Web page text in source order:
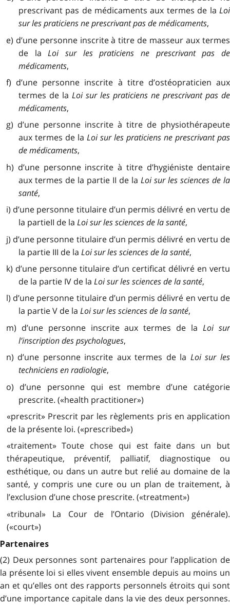
prescrivant pas de médicaments aux termes de la Loi
sur les praticiens ne prescrivant pas de médicaments,
e) d’une personne inscrite à titre de masseur aux termes
de laLoi sur les praticiens ne prescrivant pas de
médicaments,
f) d’une personne inscrite à titre d’ostéopraticien aux
termes de la Loi sur les praticiens ne prescrivant pas de
médicaments,
g) d’une personne inscrite à titre de physiothérapeute
aux termes de la Loi sur les praticiens ne prescrivant pas
de médicaments,
h) d’une personne inscrite à titre d’hygiéniste dentaire
aux termes de la partie II de la Loi sur les sciences de la
santé,
i) d’une personne titulaire d’un permis délivré en vertu de
la partieII de la Loi sur les sciences de la santé,
j) d’une personne titulaire d’un permis délivré en vertu de
la partie III de la Loi sur les sciences de la santé,
k) d’une personne titulaire d’un certificat délivré en vertu
de la partie IV de la Loi sur les sciences de la santé,
l) d’une personne titulaire d’un permis délivré en vertu de
la partie V de la Loi sur les sciences de la santé,
m) d’une personne inscrite aux termes de laLoi sur
l’inscription des psychologues,
n) d’une personne inscrite aux termes de la Loi sur les
techniciens en radiologie,
o) d’une personne qui est membre d’une catégorie
prescrite. («health practitioner»)
«prescrit» Prescrit par les règlements pris en application
de la présente loi. («prescribed»)
«traitement» Toute chose qui est faite dans un but
thérapeutique, préventif, palliatif, diagnostique ou
esthétique, ou dans un autre but relié au domaine de la
santé, y compris une cure ou un plan de traitement, à
l’exclusion d’une chose prescrite. («treatment»)
«tribunal» La Cour de l’Ontario (Division générale).
(«court»)
Partenaires
(2) Deux personnes sont partenaires pour l’application de
la présente loi si elles vivent ensemble depuis au moins un
an et qu’elles ont des rapports personnels étroits qui sont
d’une importance capitale dans la vie des deux personnes.